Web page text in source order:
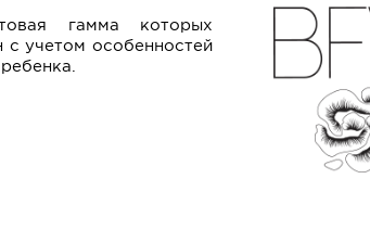
гамма которых
с учетом особенностей